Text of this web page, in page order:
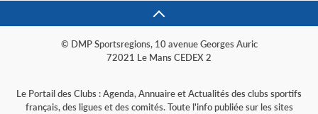
© DMP Sportsregions, 10 avenue Georges Auric
72021 Le Mans CEDEX 2
Le Portail des Clubs : Agenda, Annuaire et Actualités des clubs sportifs
français, des ligues et des comités. Toute l'info publiée sur les sites